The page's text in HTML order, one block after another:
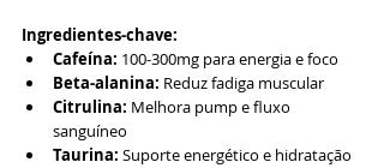
Ingredientes-chave:
Cafeína: 100-300mg para energia e foco
Beta-alanina: Reduz fadiga muscular
Citrulina: Melhora pump e fluxo
sanguíneo
Taurina: Suporte energético e hidratação